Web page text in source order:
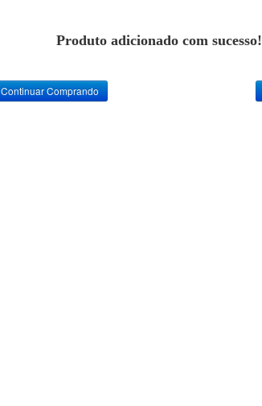
Produto adicionado com sucesso!
Continuar Comprando